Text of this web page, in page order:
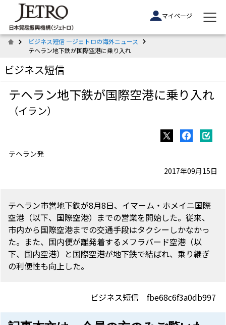
マイページ
ビジネス短信 ―ジェトロの海外ニュース
テヘラン地下鉄が国際空港に乗り入れ
ビジネス短信
テヘラン地下鉄が国際空港に乗り入れ
（イラン）
テヘラン発
2017年09月15日
テヘラン市営地下鉄が8月8日、イマーム・ホメイニ国際
空港（以下、国際空港）までの営業を開始した。従来、
市内から国際空港までの交通手段はタクシーしかなかっ
た。また、国内便が離発着するメフラバード空港（以
下、国内空港）と国際空港が地下鉄で結ばれ、乗り継ぎ
の利便性も向上した。
ビジネス短信 fbe68c6f3a0db997